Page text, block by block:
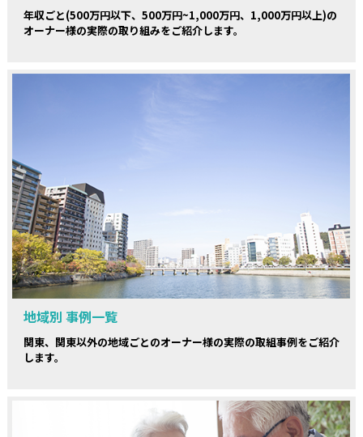
年収ごと(500万円以下、500万円~1,000万円、1,000万円以上)の
オーナー様の実際の取り組みをご紹介します。
地域別 事例一覧
関東、関東以外の地域ごとのオーナー様の実際の取組事例をご紹介
します。